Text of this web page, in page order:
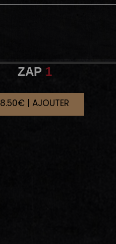
ZAP1
8.50€ | AJOUTER